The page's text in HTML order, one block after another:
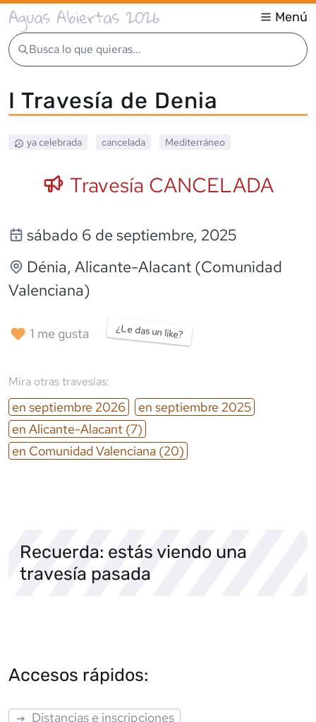
Aguas Abiertas 2026 Menú
Busca lo que quieras...
I Travesía de Denia
ya celebrada cancelada Mediterráneo
Travesía CANCELADA
sábado 6 de septiembre, 2025
Dénia, Alicante-Alacant (Comunidad
Valenciana)
1 me gusta ¿Le das un like?
Mira otras travesías:
en septiembre 2026 en septiembre 2025
en Alicante-Alacant (7)
en Comunidad Valenciana (20)
Recuerda: estás viendo una
travesía pasada
Accesos rápidos:
Distancias e inscripciones